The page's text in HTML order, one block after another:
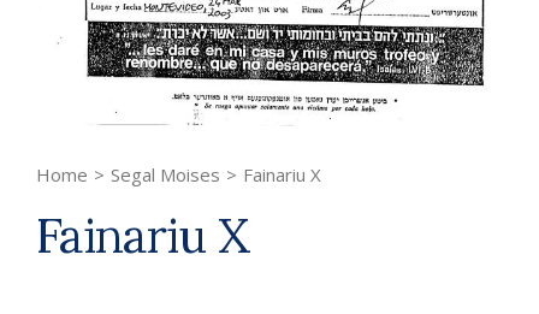
Home > Segal Moises > Fainariu X
Fainariu X